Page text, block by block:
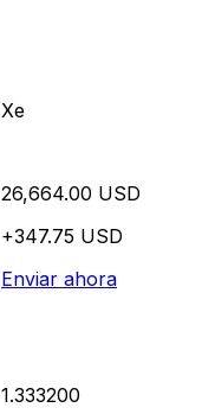
Xe
26,664.00 USD
+347.75 USD
Enviar ahora
1.333200